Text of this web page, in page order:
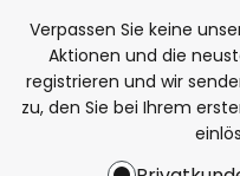
Verpassen Sie keine
Aktionen und die
registrieren und wir
zu, den Sie bei Ihrem